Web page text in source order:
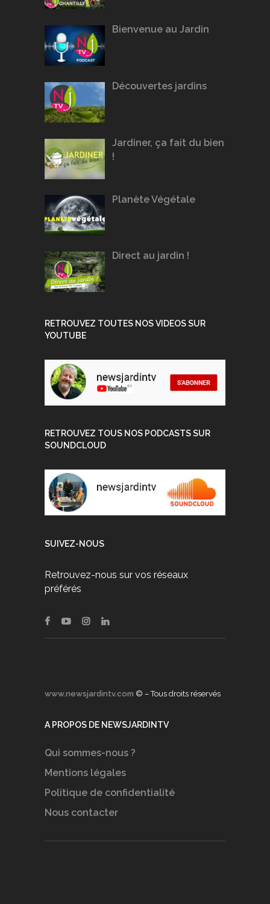
Bienvenue au Jardin
Découvertes jardins
Jardiner, ça fait du bien
!
Planète Végétale
Direct au jardin !
RETROUVEZ TOUTES NOS VIDEOS SUR
YOUTUBE
RETROUVEZ TOUS NOS PODCASTS SUR
SOUNDCLOUD
SUIVEZ-NOUS
Retrouvez-nous sur vos réseaux
préférés
www.newsjardintv.com © – Tous droits réservés
A PROPOS DE NEWSJARDINTV
Qui sommes-nous ?
Mentions légales
Politique de confidentialité
Nous contacter